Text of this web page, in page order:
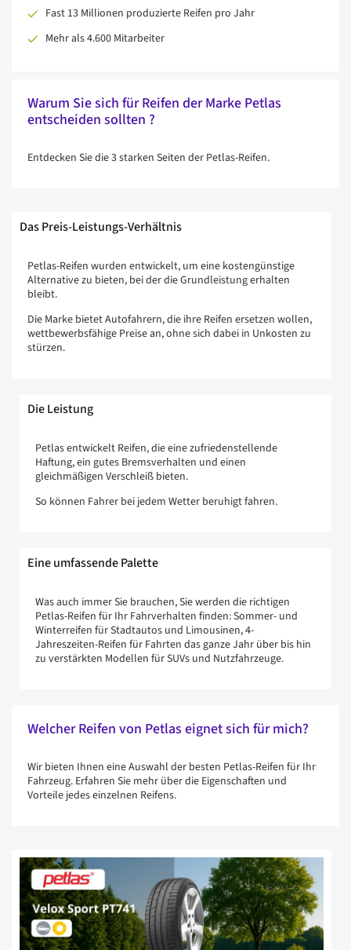
Fast 13 Millionen produzierte Reifen pro Jahr
Mehr als 4.600 Mitarbeiter
Warum Sie sich für Reifen der Marke Petlas
entscheiden sollten ?
Entdecken Sie die 3 starken Seiten der Petlas-Reifen.
Das Preis-Leistungs-Verhältnis
Petlas-Reifen wurden entwickelt, um eine kostengünstige
Alternative zu bieten, bei der die Grundleistung erhalten
bleibt.
Die Marke bietet Autofahrern, die ihre Reifen ersetzen wollen,
wettbewerbsfähige Preise an, ohne sich dabei in Unkosten zu
stürzen.
Die Leistung
Petlas entwickelt Reifen, die eine zufriedenstellende
Haftung, ein gutes Bremsverhalten und einen
gleichmäßigen Verschleiß bieten.
So können Fahrer bei jedem Wetter beruhigt fahren.
Eine umfassende Palette
Was auch immer Sie brauchen, Sie werden die richtigen
Petlas-Reifen für Ihr Fahrverhalten finden: Sommer- und
Winterreifen für Stadtautos und Limousinen, 4-
Jahreszeiten-Reifen für Fahrten das ganze Jahr über bis hin
zu verstärkten Modellen für SUVs und Nutzfahrzeuge.
Welcher Reifen von Petlas eignet sich für mich?
Wir bieten Ihnen eine Auswahl der besten Petlas-Reifen für Ihr
Fahrzeug. Erfahren Sie mehr über die Eigenschaften und
Vorteile jedes einzelnen Reifens.